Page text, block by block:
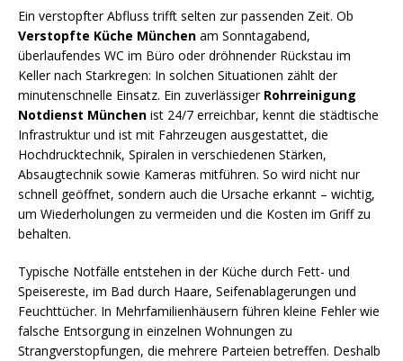
Ein verstopfter Abfluss trifft selten zur passenden Zeit. Ob
Verstopfte Küche München am Sonntagabend,
überlaufendes WC im Büro oder dröhnender Rückstau im
Keller nach Starkregen: In solchen Situationen zählt der
minutenschnelle Einsatz. Ein zuverlässiger Rohrreinigung
Notdienst München ist 24/7 erreichbar, kennt die städtische
Infrastruktur und ist mit Fahrzeugen ausgestattet, die
Hochdrucktechnik, Spiralen in verschiedenen Stärken,
Absaugtechnik sowie Kameras mitführen. So wird nicht nur
schnell geöffnet, sondern auch die Ursache erkannt – wichtig,
um Wiederholungen zu vermeiden und die Kosten im Griff zu
behalten.
Typische Notfälle entstehen in der Küche durch Fett- und
Speisereste, im Bad durch Haare, Seifenablagerungen und
Feuchttücher. In Mehrfamilienhäusern führen kleine Fehler wie
falsche Entsorgung in einzelnen Wohnungen zu
Strangverstopfungen, die mehrere Parteien betreffen. Deshalb